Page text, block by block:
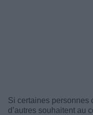
Si certaines personnes
d’autres souhaitent au